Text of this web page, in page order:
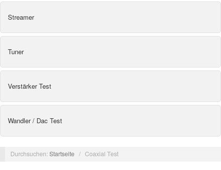
Streamer
Tuner
Verstärker Test
Wandler / Dac Test
Durchsuchen:Startseite / Coaxial Test